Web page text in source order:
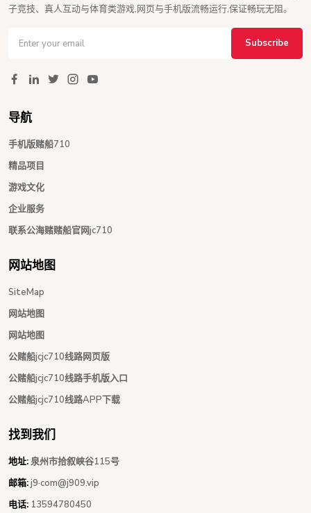
子竞技、真人互动与体育类游戏,网页与手机版流畅运行,保证畅玩无阻。
Subscribe
导航
手机版赌船710
精品项目
游戏文化
企业服务
联系公海赌赌船官网jc710
网站地图
SiteMap
网站地图
网站地图
公赌船jcjc710线路网页版
公赌船jcjc710线路手机版入口
公赌船jcjc710线路APP下载
找到我们
地址:泉州市拾叙峡谷115号
邮箱:j9·com@j909.vip
电话: 13594780450